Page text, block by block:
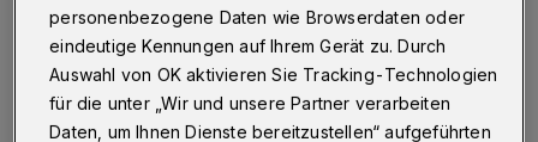
05.06.2024 , 17:00 Uhr 2 Minuten Lesezeit
personenbezogene Daten wie Browserdaten oder
eindeutige Kennungen auf Ihrem Gerät zu. Durch
Auswahl von OK aktivieren Sie Tracking-Technologien
für die unter „Wir und unsere Partner verarbeiten
Daten, um Ihnen Dienste bereitzustellen“ aufgeführten